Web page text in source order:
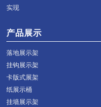
实现
产品展示
落地展示架
挂钩展示架
卡版式展架
纸展示桶
挂墙展示架